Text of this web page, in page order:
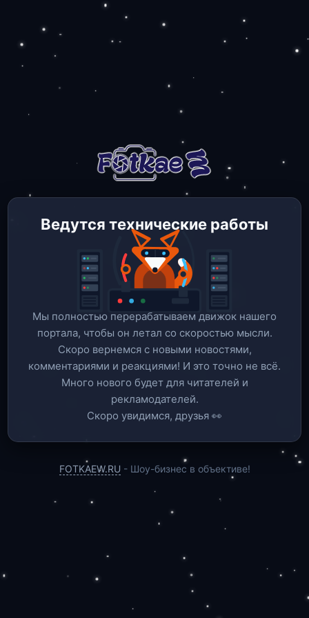
Ведутся технические работы
Мы полностью перерабатываем движок нашего
портала, чтобы он летал со скоростью мысли.
Скоро вернемся c новыми новостями,
комментариями и реакциями! И это точно не всё.
Много нового будет для читателей и
рекламодателей.
Скоро увидимся, друзья 👀
FOTKAEW.RU - Шоу-бизнес в объективе!